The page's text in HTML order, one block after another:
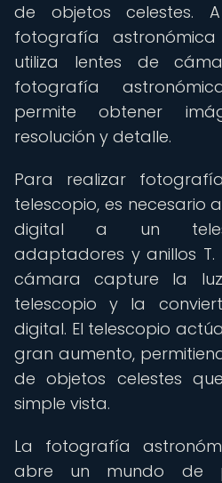
de objetos celestes.
fotografía
utiliza lentes de
fotografía
permite obtener
resolución y detalle.
Para realizar
telescopio, es necesario
digital a un
adaptadores y anillos T.
cámara capture la
telescopio y la
digital. El telescopio
gran aumento,
de objetos celestes
simple vista.
La fotografía
abre un mundo de